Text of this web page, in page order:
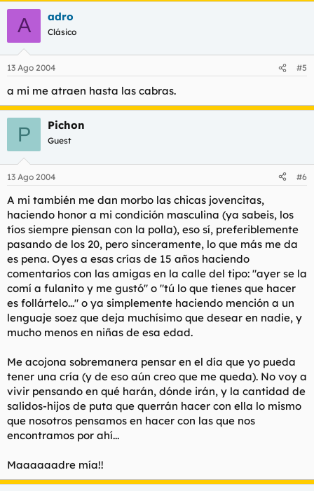
A adro
Clásico
13 Ago 2004 #5
a mi me atraen hasta las cabras.
P Pichon
Guest
13 Ago 2004 #6
A mi también me dan morbo las chicas jovencitas,
haciendo honor a mi condición masculina (ya sabeis, los
tíos siempre piensan con la polla), eso sí, preferiblemente
pasando de los 20, pero sinceramente, lo que más me da
es pena. Oyes a esas crías de 15 años haciendo
comentarios con las amigas en la calle del tipo: "ayer se la
comí a fulanito y me gustó" o "tú lo que tienes que hacer
es follártelo..." o ya simplemente haciendo mención a un
lenguaje soez que deja muchísimo que desear en nadie, y
mucho menos en niñas de esa edad.
Me acojona sobremanera pensar en el día que yo pueda
tener una cría (y de eso aún creo que me queda). No voy a
vivir pensando en qué harán, dónde irán, y la cantidad de
salidos-hijos de puta que querrán hacer con ella lo mismo
que nosotros pensamos en hacer con las que nos
encontramos por ahí...
Maaaaaadre mía!!